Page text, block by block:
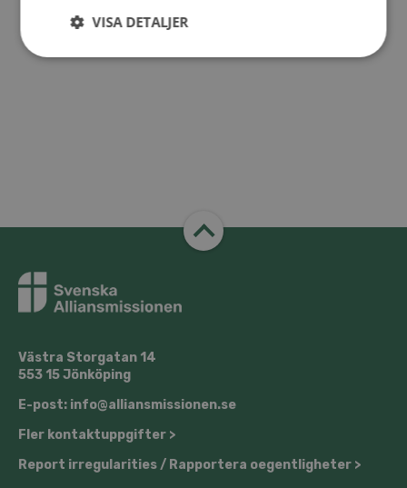
Västra Storgatan 14
553 15 Jönköping
E-post: info@alliansmissionen.se
Fler kontaktuppgifter >
Report irregularities / Rapportera oegentligheter >
VISA DETALJER